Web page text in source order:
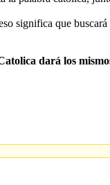
que buscará
dará los